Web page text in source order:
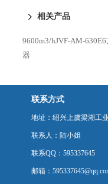
相关产品
9600m3/hJVF-AM-
器
联系方式
地址：绍兴上虞梁湖工
联系人：陆小姐
联系QQ：595337645
邮箱：